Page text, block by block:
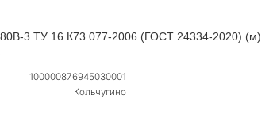
3 ТУ 16.К73.077-2006 (ГОСТ 24334-2020) (м)
100000876945030001
Кольчугино